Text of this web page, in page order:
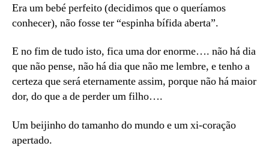
Era um bebé perfeito (decidimos que o queríamos
conhecer), não fosse ter “espinha bífida aberta”.
E no fim de tudo isto, fica uma dor enorme…. não há dia
que não pense, não há dia que não me lembre, e tenho a
certeza que será eternamente assim, porque não há maior
dor, do que a de perder um filho….
Um beijinho do tamanho do mundo e um xi-coração
apertado.